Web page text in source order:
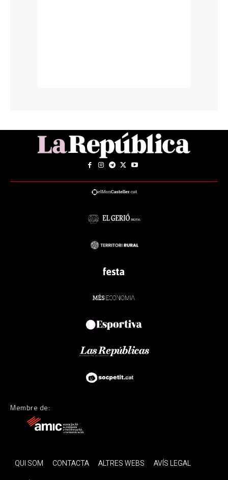
Membre de:
QUI SOM CONTACTA ALTRES WEBS
AVÍS LEGAL